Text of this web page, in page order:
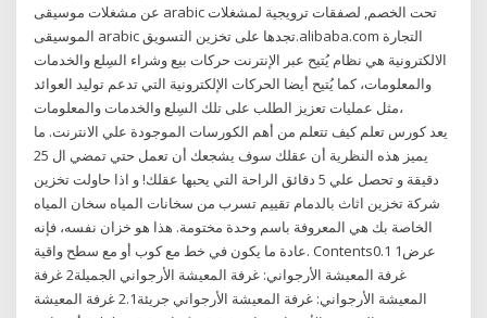
عن مشغلات موسيقى arabic تحت الخصم, لصفقات ترويجية لمشغلات
الموسيقى arabic تجدها على تخزين التسويق.alibaba.com التجارة
الالكترونية هي نظام يُتيح عبر الإنترنت حركات بيع وشراء السِلع والخدمات
والمعلومات، كما يُتيح أيضا الحركات الإلكترونية التي تدعم توليد العوائد
مثل عمليات تعزيز الطلب على تلك السِلع والخدمات والمعلومات،
يعد كورس تعلم كيف تتعلم من أهم الكورسات الموجودة علي الانترنت. ما
يميز هذه النظرية أن عقلك سوف يشجعك أن تعمل حتي تمضي ال 25
دقيقة و تحصل علي 5 دقائق الراحة التي يحبها عقلك! و اذا حاولت تخزين
شركة تخزين اثاث بالدمام تقييم تسرب من سخانات المياه سخان المياه
الخاصة بك هي المعروفة باسم وحدة مختومة. هذا هو خزان نفسه، فإنه
عادة ما يكون في خط مع كوب أو مع سطح واقية. Contents0.1 عرض1
غرفة المعيشة الأرجواني: غرفة المعيشة الأرجواني الجميلة2 غرفة
المعيشة الأرجواني: غرفة المعيشة الأرجواني جريئة2.1 غرفة المعيشة